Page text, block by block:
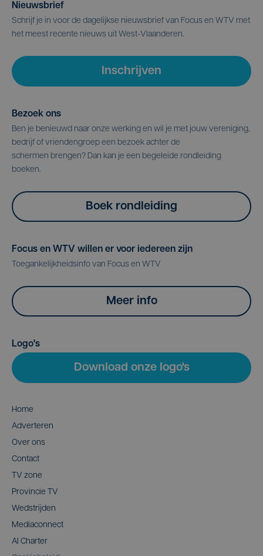
Nieuwsbrief
Schrijf je in voor de dagelijkse nieuwsbrief van Focus en WTV met
het meest recente nieuws uit West-Vlaanderen.
Inschrijven
Bezoek ons
Ben je benieuwd naar onze werking en wil je met jouw vereniging,
bedrijf of vriendengroep een bezoek achter de
schermen brengen? Dan kan je een begeleide rondleiding
boeken.
Boek rondleiding
Focus en WTV willen er voor iedereen zijn
Toegankelijkheidsinfo van Focus en WTV
Meer info
Logo's
Download onze logo's
Home
Adverteren
Over ons
Contact
TV zone
Provincie TV
Wedstrijden
Mediaconnect
AI Charter